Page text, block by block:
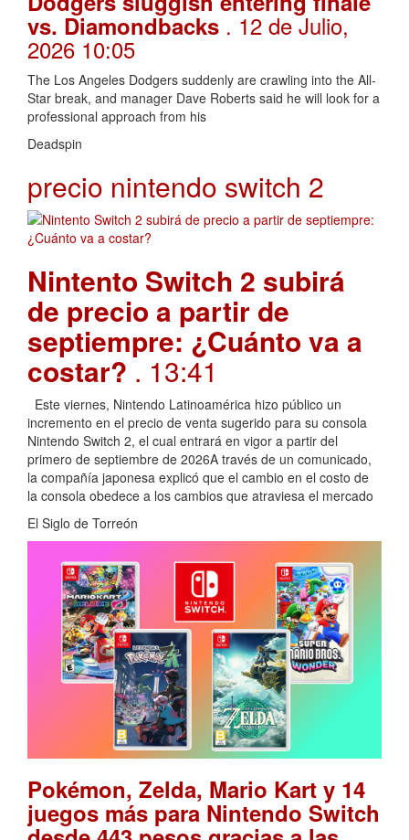
vs. Diamondbacks . 12 de Julio,
2026 10:05
The Los Angeles Dodgers suddenly are crawling into the All-
Star break, and manager Dave Roberts said he will look for a
professional approach from his
Deadspin
precio nintendo switch 2
Nintento Switch 2 subirá
de precio a partir de
septiempre: ¿Cuánto va a
costar?. 13:41
Este viernes, Nintendo Latinoamérica hizo público un
incremento en el precio de venta sugerido para su consola
Nintendo Switch 2, el cual entrará en vigor a partir del
primero de septiembre de 2026A través de un comunicado,
la compañía japonesa explicó que el cambio en el costo de
la consola obedece a los cambios que atraviesa el mercado
El Siglo de Torreón
Pokémon, Zelda, Mario Kart y 14
juegos más para Nintendo Switch